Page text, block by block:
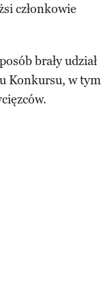
członkowie
brały udział
Konkursu, w tym